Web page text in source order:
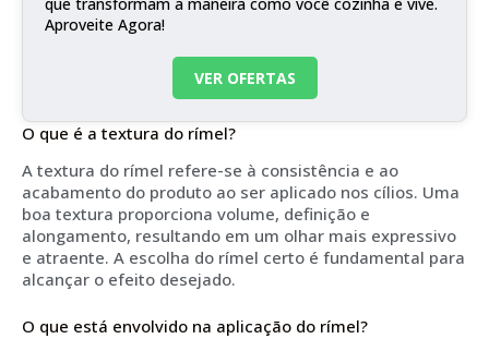
Aproveite Agora!
VER OFERTAS
O que é a textura do rímel?
A textura do rímel refere-se à consistência e ao
acabamento do produto ao ser aplicado nos cílios. Uma
boa textura proporciona volume, definição e
alongamento, resultando em um olhar mais expressivo
e atraente. A escolha do rímel certo é fundamental para
alcançar o efeito desejado.
O que está envolvido na aplicação do rímel?